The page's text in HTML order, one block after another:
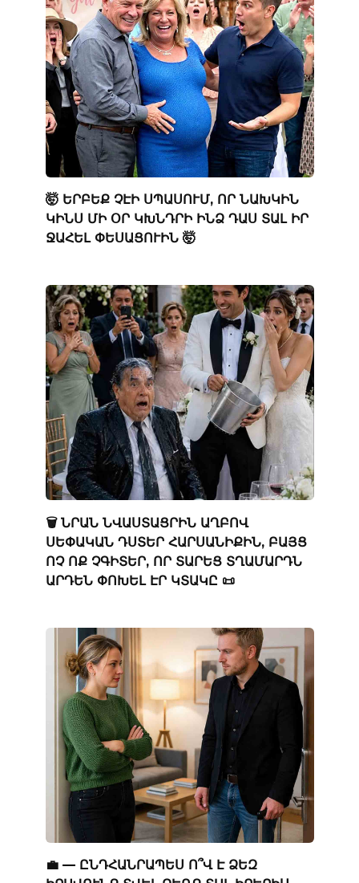
🤯 ԵՐԲԵՔ ՉԷԻ ՍՊԱՍՈՒՄ, ՈՐ ՆԱԽԿԻՆ
ԿԻՆՍ ՄԻ ՕՐ ԿԽՆԴՐԻ ԻՆՁ ԴԱՍ ՏԱԼ ԻՐ
ՋԱՀԵԼ ՓԵՍԱՑՈՒԻՆ 🤯
🗑️ ՆՐԱՆ ՆՎԱՍՏԱՑՐԻՆ ԱՂԲՈՎ
ՍԵՓԱԿԱՆ ԴՍՏԵՐ ՀԱՐՍԱՆԻՔԻՆ, ԲԱՅՑ
ՈՉ ՈՔ ՉԳԻՏԵՐ, ՈՐ ՏԱՐԵՑ ՏՂԱՄԱՐԴՆ
ԱՐԴԵՆ ՓՈԽԵԼ ԷՐ ԿՏԱԿԸ 📜
💼 — ԸՆԴՀԱՆՐԱՊԵՍ Ո՞Վ Է ՁԵԶ